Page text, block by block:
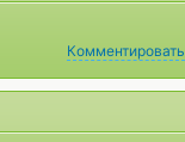
Комментировать